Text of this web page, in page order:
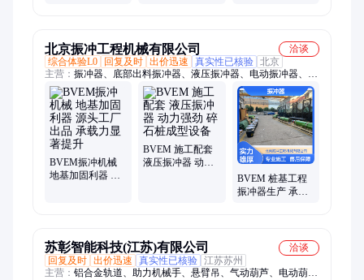
北京振冲工程机械有限公司
洽谈
综合体验L0
回复及时 出价迅速 真实性已核验 北京
主营： 振冲器、底部出料振冲器、液压振冲器、电动振冲器、振
冲挤密、振冲置换
BVEM振冲机械
地基加固利器 源
BVEM 施工配套
液压振冲器 动力
BVEM 桩基工程
振冲器生产 承载
苏彰智能科技(江苏)有限公司
洽谈
回复及时 出价迅速 真实性已核验 江苏苏州
主营： 铝合金轨道、助力机械手、悬臂吊、气动葫芦、电动葫